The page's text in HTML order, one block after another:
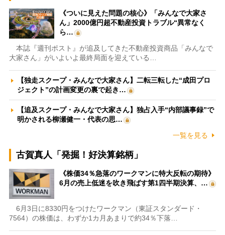
《ついに見えた問題の核心》「みんなで大家さ
ん」2000億円超不動産投資トラブル“異常なく
ら…
本誌『週刊ポスト』が追及してきた不動産投資商品「みんなで
大家さん」がいよいよ最終局面を迎えている…
【独走スクープ・みんなで大家さん】二転三転した“成田プロ
ジェクト”の計画変更の裏で起き…
【追及スクープ・みんなで大家さん】独占入手“内部議事録”で
明かされる柳瀬健一・代表の思…
一覧を見る
古賀真人「発掘！好決算銘柄」
《株価34％急落のワークマンに特大反転の期待》
6月の売上低迷を吹き飛ばす第1四半期決算、…
6月3日に8330円をつけたワークマン（東証スタンダード・
7564）の株価は、わずか1カ月あまりで約34％下落…